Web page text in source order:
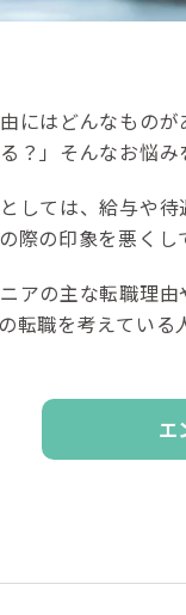
にはどんなもの
？」そんなお悩み
しては、給与や
際の印象を悪くし
アの主な転職理
転職を考えてい
エ